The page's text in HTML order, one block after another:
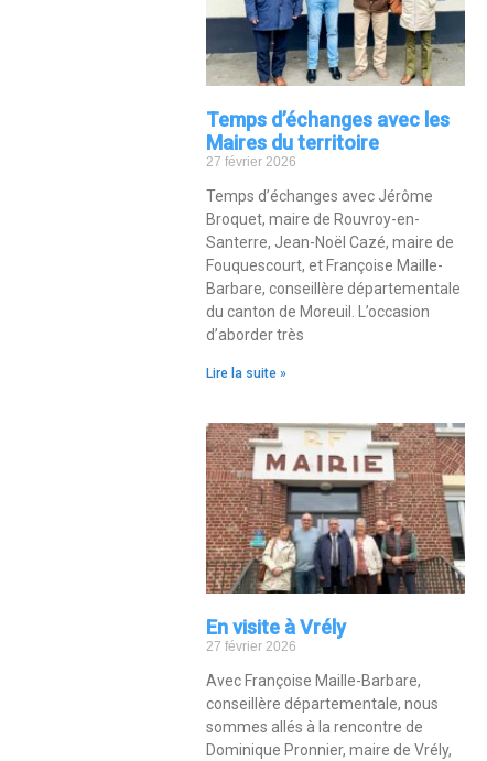
Temps d’échanges avec les
Maires du territoire
27 février 2026
Temps d’échanges avec Jérôme
Broquet, maire de Rouvroy-en-
Santerre, Jean-Noël Cazé, maire de
Fouquescourt, et Françoise Maille-
Barbare, conseillère départementale
du canton de Moreuil. L’occasion
d’aborder très
Lire la suite »
En visite à Vrély
27 février 2026
Avec Françoise Maille-Barbare,
conseillère départementale, nous
sommes allés à la rencontre de
Dominique Pronnier, maire de Vrély,